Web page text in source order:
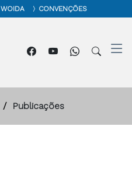
WOIDA CONVENÇÕES
Publicações